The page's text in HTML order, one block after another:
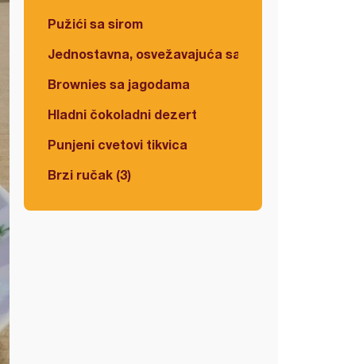
Pužići sa sirom
Jednostavna, osvežavajuća salata
Brownies sa jagodama
Hladni čokoladni dezert
Punjeni cvetovi tikvica
Brzi ručak (3)